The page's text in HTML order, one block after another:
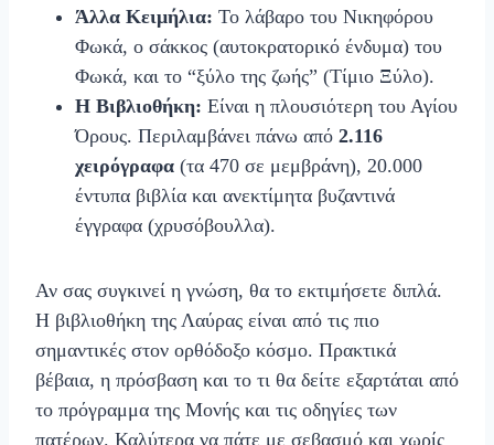
Άλλα Κειμήλια: Το λάβαρο του Νικηφόρου
Φωκά, ο σάκκος (αυτοκρατορικό ένδυμα) του
Φωκά, και το “ξύλο της ζωής” (Τίμιο Ξύλο).
Η Βιβλιοθήκη: Είναι η πλουσιότερη του Αγίου
Όρους. Περιλαμβάνει πάνω από 2.116
χειρόγραφα (τα 470 σε μεμβράνη), 20.000
έντυπα βιβλία και ανεκτίμητα βυζαντινά
έγγραφα (χρυσόβουλλα).
Αν σας συγκινεί η γνώση, θα το εκτιμήσετε διπλά.
Η βιβλιοθήκη της Λαύρας είναι από τις πιο
σημαντικές στον ορθόδοξο κόσμο. Πρακτικά
βέβαια, η πρόσβαση και το τι θα δείτε εξαρτάται από
το πρόγραμμα της Μονής και τις οδηγίες των
πατέρων. Καλύτερα να πάτε με σεβασμό και χωρίς